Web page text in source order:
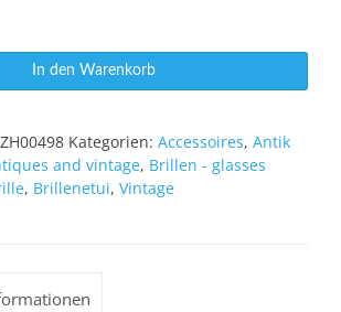
In den Warenkorb
ZH00498 Kategorien: Accessoires, Antik
and vintage, Brillen - glasses
, Brillenetui, Vintage